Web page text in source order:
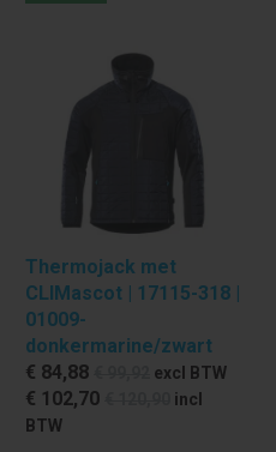
Thermojack met
CLIMascot | 17115-318 |
01009-
donkermarine/zwart
€ 84,88 excl BTW
€ 102,70
incl
BTW